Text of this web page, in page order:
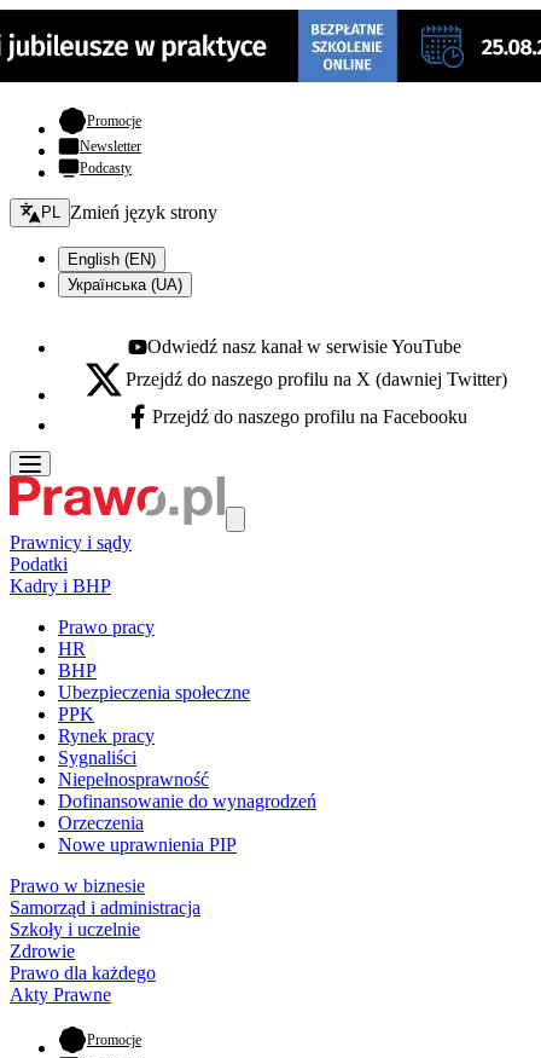
Promocje- otwiera się w nowej karcie
Newsletter
Podcasty
Zmień język - bieżący:
PL Zmień język strony
English (EN)
Українська (UA)
Youtube - otwiera się w nowej karcie
Odwiedź nasz kanał w serwisie YouTube
X - otwiera się w nowej karcie
Przejdź do naszego profilu na X (dawniej Twitter)
Facebook - otwiera się w nowej karcie
Przejdź do naszego profilu na Facebooku
Prawnicy i sądy
Podatki
Kadry i BHP
Prawo pracy
HR
BHP
Ubezpieczenia społeczne
PPK
Rynek pracy
Sygnaliści
Niepełnosprawność
Dofinansowanie do wynagrodzeń
Orzeczenia
Nowe uprawnienia PIP
Prawo w biznesie
Samorząd i administracja
Szkoły i uczelnie
Zdrowie
Prawo dla każdego
Akty Prawne
Promocje- otwiera się w nowej karcie